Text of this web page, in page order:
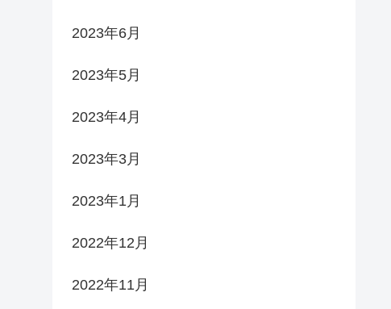
2023年6月
2023年5月
2023年4月
2023年3月
2023年1月
2022年12月
2022年11月